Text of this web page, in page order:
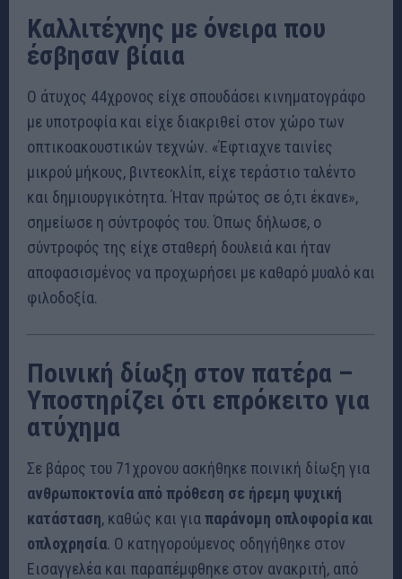
Καλλιτέχνης με όνειρα που
έσβησαν βίαια
Ο άτυχος 44χρονος είχε σπουδάσει κινηματογράφο
με υποτροφία και είχε διακριθεί στον χώρο των
οπτικοακουστικών τεχνών. «Έφτιαχνε ταινίες
μικρού μήκους, βιντεοκλίπ, είχε τεράστιο ταλέντο
και δημιουργικότητα. Ήταν πρώτος σε ό,τι έκανε»,
σημείωσε η σύντροφός του. Όπως δήλωσε, ο
σύντροφός της είχε σταθερή δουλειά και ήταν
αποφασισμένος να προχωρήσει με καθαρό μυαλό και
φιλοδοξία.
Ποινική δίωξη στον πατέρα –
Υποστηρίζει ότι επρόκειτο για
ατύχημα
Σε βάρος του 71χρονου ασκήθηκε ποινική δίωξη για
ανθρωποκτονία από πρόθεση σε ήρεμη ψυχική
κατάσταση, καθώς και γιαπαράνομη οπλοφορία και
οπλοχρησία. Ο κατηγορούμενος οδηγήθηκε στον
Εισαγγελέα και παραπέμφθηκε στον ανακριτή, από